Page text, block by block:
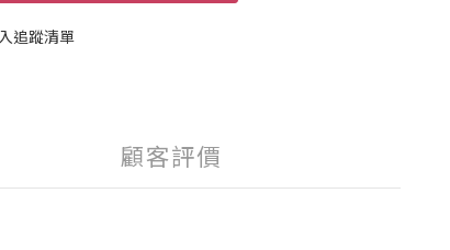
追蹤清單
顧客評價